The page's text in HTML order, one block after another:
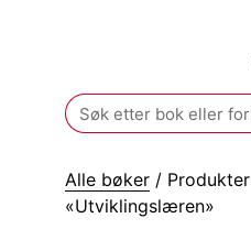
Search
for:
Alle bøker /
«Utviklingslæren»